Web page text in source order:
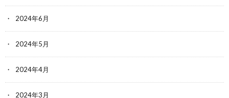
2024年6月
2024年5月
2024年4月
2024年3月